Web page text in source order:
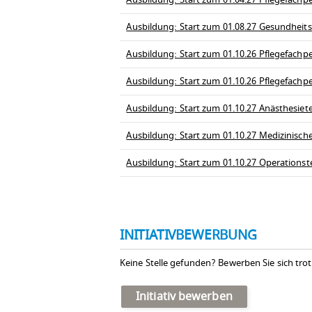
Ausbildung: Start zum 01.08.27
Ausbildung: Start zum 01.10.26
Ausbildung: Start zum 01.10.26
Ausbildung: Start zum 01.10.27
Ausbildung: Start zum 01.10.27
Ausbildung: Start zum 01.10.27
INITIATIVBEWERBUNG
Keine Stelle gefunden? Bewerben Sie sich
Initiativ bewerben